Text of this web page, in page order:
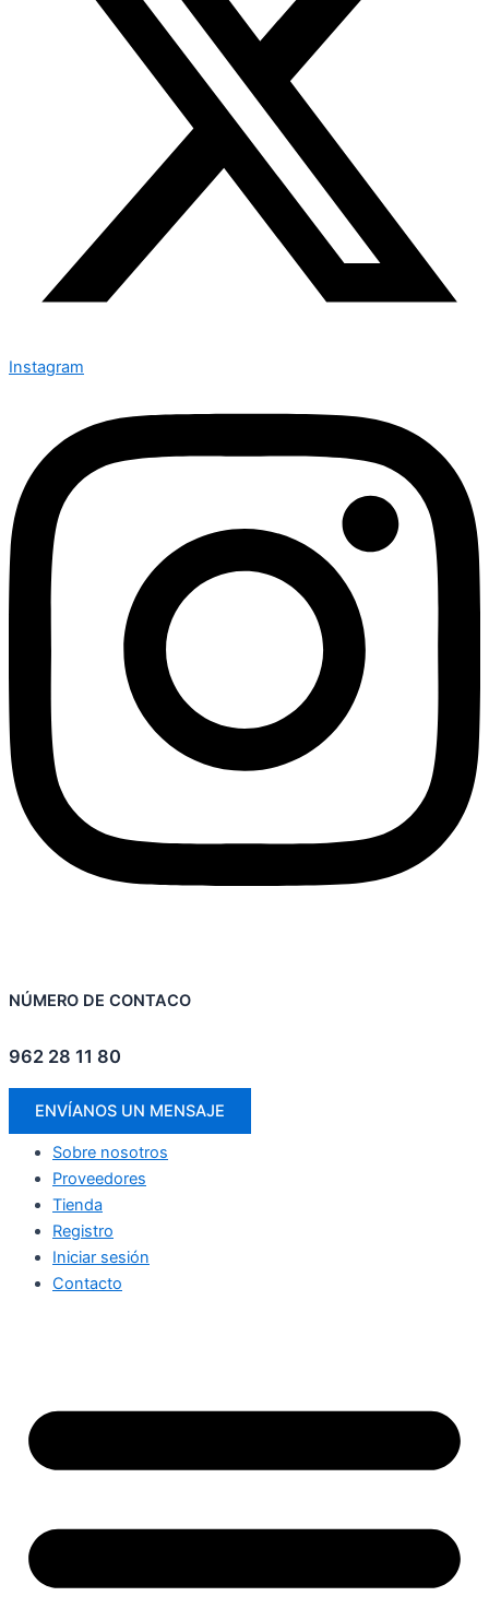
Instagram
NÚMERO DE CONTACO
962 28 11 80
ENVÍANOS UN MENSAJE
Sobre nosotros
Proveedores
Tienda
Registro
Iniciar sesión
Contacto